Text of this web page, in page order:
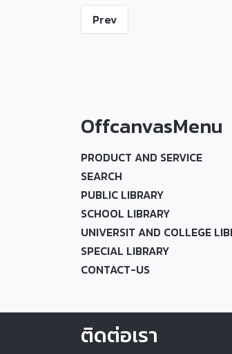
Prev
OffcanvasMenu
PRODUCT AND SERVICE
SEARCH
PUBLIC LIBRARY
SCHOOL LIBRARY
UNIVERSIT AND COLLEGE
SPECIAL LIBRARY
CONTACT-US
ติดต่อเรา